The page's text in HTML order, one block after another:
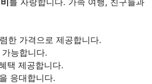
한 가격으로 제공합니다.
능합니다.
택 제공합니다.
응대합니다.